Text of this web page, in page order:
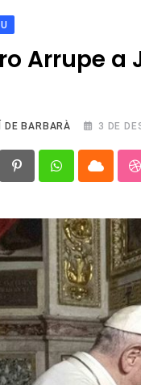
Arrupe
DE BARBARÀ 3 DE
PinterestWhatsappCloud